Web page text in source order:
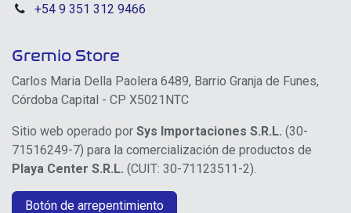
+54 9 351 312 9466
Gremio Store
Carlos Maria Della Paolera 6489, Barrio Granja de Funes,
Córdoba Capital - CP X5021NTC
Sitio web operado por Sys Importaciones S.R.L. (30-
71516249-7) para la comercialización de productos de
Playa Center S.R.L. (CUIT: 30-71123511-2).
Botón de arrepentimiento